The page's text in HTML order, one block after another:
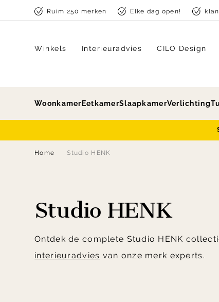
Skip to contentRuim 250 merken Elke dag open!
Winkels Interieuradvies CILO Design
Woonkamer EetkamerSlaapkamerVerlichting
Home Studio HENK
Studio HENK
Ontdek de complete Studio HENK
interieuradvies van onze merk experts.